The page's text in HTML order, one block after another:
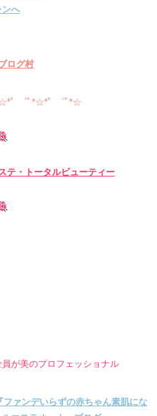
ログ村
ﾟ ゜ﾟ*☆*ﾟ ゜ﾟ*☆
テ・トータルビューティー
が美のプロフェッショナル